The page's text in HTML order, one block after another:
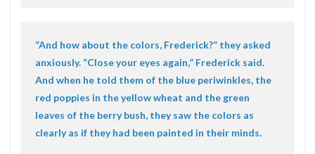
“And how about the colors, Frederick?” they asked
anxiously. “Close your eyes again,” Frederick said.
And when he told them of the blue periwinkles, the
red poppies in the yellow wheat and the green
leaves of the berry bush, they saw the colors as
clearly as if they had been painted in their minds.